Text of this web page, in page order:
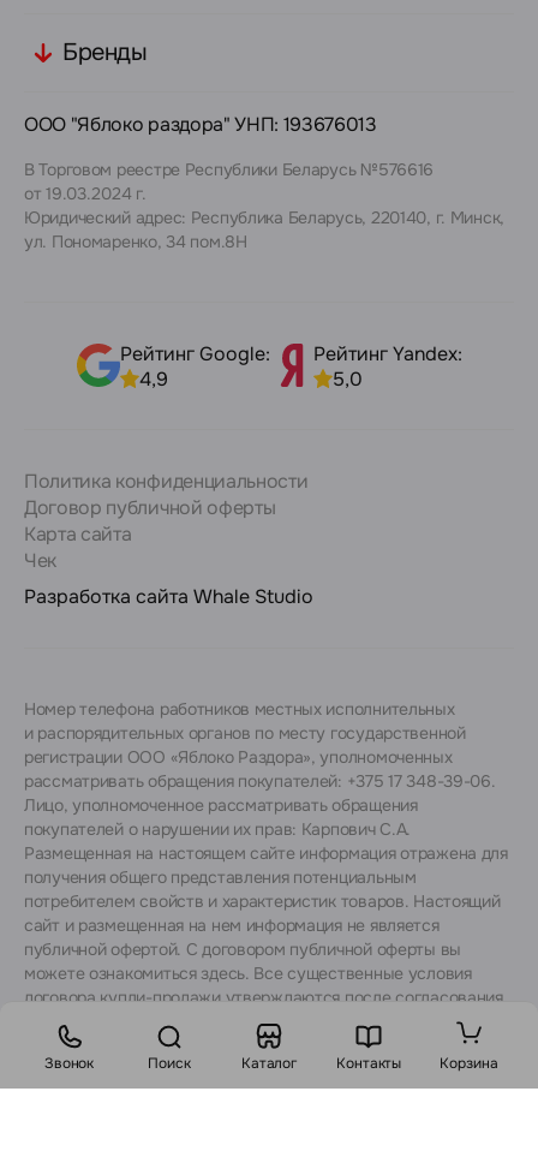
Бренды
ООО "Яблоко раздора" УНП: 193676013
В Торговом реестре Республики Беларусь №576616
от 19.03.2024 г.
Юридический адрес: Республика Беларусь, 220140, г. Минск,
ул. Пономаренко, 34 пом.8Н
Рейтинг Google:
4,9
Рейтинг Yandex:
5,0
Политика конфиденциальности
Договор публичной оферты
Карта сайта
Чек
Разработка сайта Whale Studio
Номер телефона работников местных исполнительных
и распорядительных органов по месту государственной
регистрации ООО «Яблоко Раздора», уполномоченных
рассматривать обращения покупателей: +375 17 348-39-06.
Лицо, уполномоченное рассматривать обращения
покупателей о нарушении их прав: Карпович С.А.
Размещенная на настоящем сайте информация отражена для
получения общего представления потенциальным
потребителем свойств и характеристик товаров. Настоящий
сайт и размещенная на нем информация не является
публичной офертой. С договором публичной оферты вы
можете ознакомиться здесь. Все существенные условия
договора купли-продажи утверждаются после согласования
с консультантами.
Звонок Поиск Каталог Контакты Корзина